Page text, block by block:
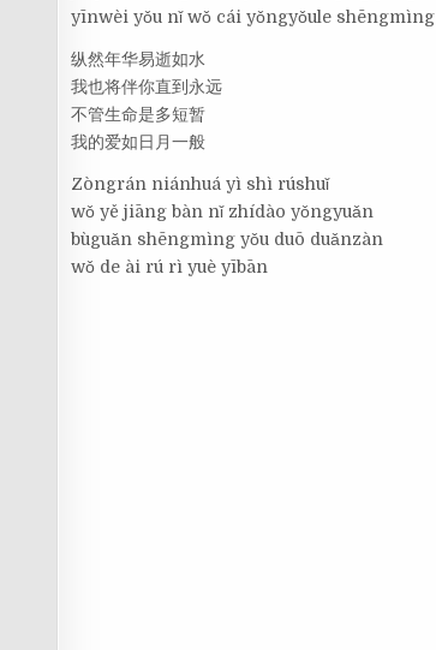
yīnwèi yǒu nǐ wǒ cái yǒngyǒule shēngmìng
纵然年华易逝如水
我也将伴你直到永远
不管生命是多短暂
我的爱如日月一般
Zòngrán niánhuá yì shì rúshuǐ
wǒ yě jiāng bàn nǐ zhídào yǒngyuǎn
bùguǎn shēngmìng yǒu duō duǎnzàn
wǒ de ài rú rì yuè yībān